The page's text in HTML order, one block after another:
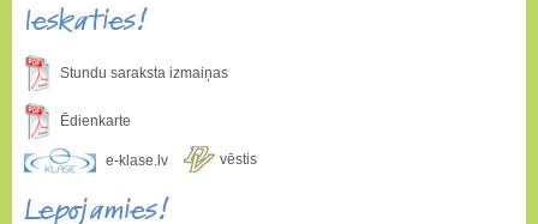
Ieskaties!
Stundu saraksta izmaiņas
Ēdienkarte
e-klase.lv vēstis
Lepojamies!